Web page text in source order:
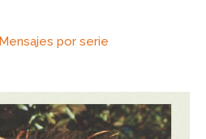
Mensajes por serie